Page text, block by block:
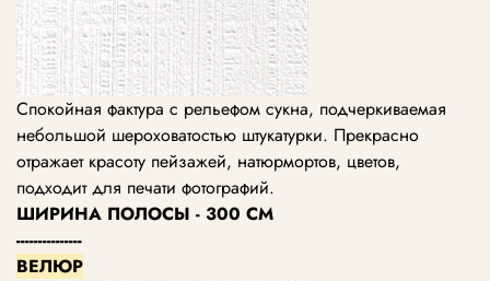
Спокойная фактура с рельефом сукна, подчеркиваемая
небольшой шероховатостью штукатурки. Прекрасно
отражает красоту пейзажей, натюрмортов, цветов,
подходит для печати фотографий.
ШИРИНА ПОЛОСЫ - 300 СМ
---------------
ВЕЛЮР